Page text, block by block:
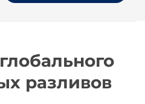
разливов